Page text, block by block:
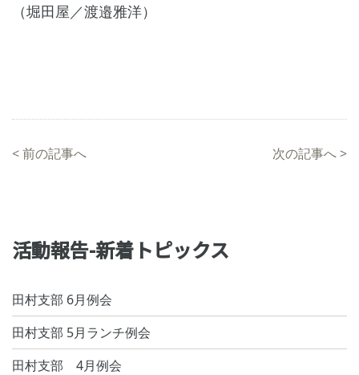
（堀田屋／渡邉雅洋）
<前の記事へ 次の記事へ>
活動報告-新着トピックス
田村支部 6月例会
田村支部 5月ランチ例会
田村支部 4月例会